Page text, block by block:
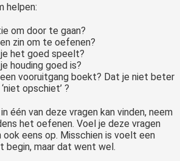
helpen:
om door te gaan?
zin om te oefenen?
het goed speelt?
houding goed is?
vooruitgang boekt? Dat je niet beter
opschiet’ ?
één van deze vragen kan vinden, neem
het oefenen. Voel je deze vragen
eens op. Misschien is voelt een
begin, maar dat went wel.